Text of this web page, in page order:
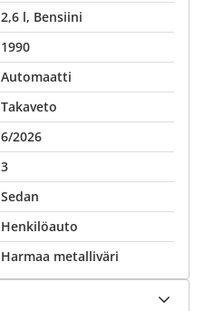
2,6 l, Bensiini
1990
Automaatti
Takaveto
6/2026
3
Sedan
Henkilöauto
Harmaa metalliväri